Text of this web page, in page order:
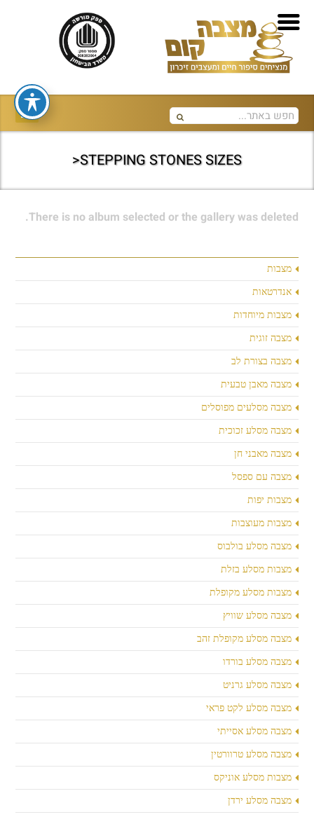
STEPPING STONES SIZES<
מצבות
אנדרטאות
מצבות מיוחדות
מצבה זוגית
מצבה בצורת לב
מצבה מאבן טבעית
מצבה מסלעים מפוסלים
מצבה מסלע זכוכית
מצבה מאבני חן
מצבה עם ספסל
מצבות יפות
מצבות מעוצבות
מצבה מסלע בולבוס
מצבות מסלע בזלת
מצבות מסלע מקופלת
מצבה מסלע שוויץ
מצבה מסלע מקופלת זהב
מצבה מסלע בורדו
מצבה מסלע גרניט
מצבה מסלע לקט פראי
מצבה מסלע אסייתי
מצבה מסלע טרוורטין
מצבות מסלע אוניקס
מצבה מסלע ירדן
There is no album selected or the gallery was deleted.